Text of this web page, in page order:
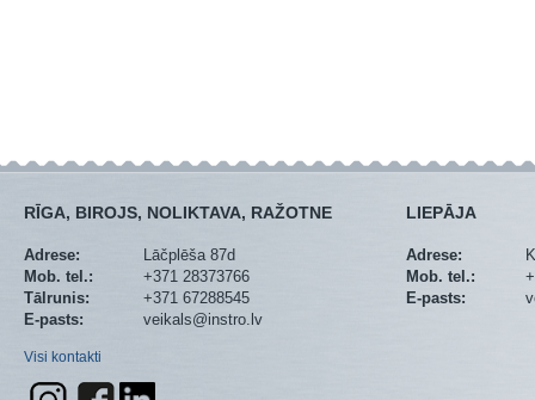
RĪGA, BIROJS, NOLIKTAVA, RAŽOTNE
Adrese:
Lāčplēša 87d
Mob. tel.:
+371 28373766
Tālrunis:
+371 67288545
E-pasts:
veikals@instro.lv
Visi kontakti
LIEPĀJA
Adrese:
Mob. tel.:
E-pasts: